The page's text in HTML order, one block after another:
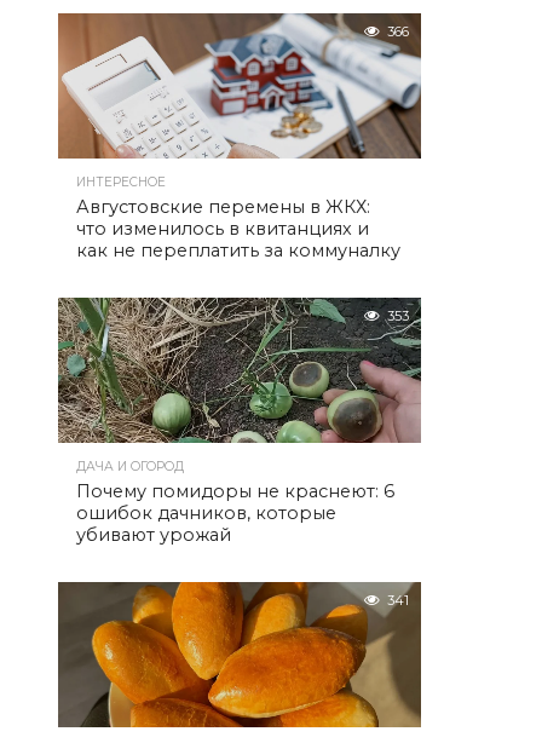
366
ИНТЕРЕСНОЕ
Августовские перемены в ЖКХ:
что изменилось в квитанциях и
как не переплатить за коммуналку
353
ДАЧА И ОГОРОД
Почему помидоры не краснеют: 6
ошибок дачников, которые
убивают урожай
341